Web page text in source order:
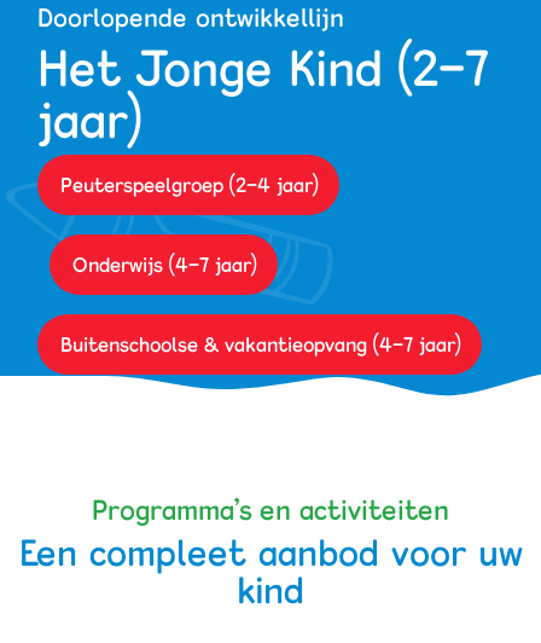
Werken bij PIT
Doorlopende ontwikkellijn
Het Jonge Kind (2-7
jaar)
Peuterspeelgroep (2-4 jaar)
Onderwijs (4-7 jaar)
Buitenschoolse & vakantieopvang (4-7 jaar)
Programma’s en activiteiten
Een compleet aanbod voor uw
kind